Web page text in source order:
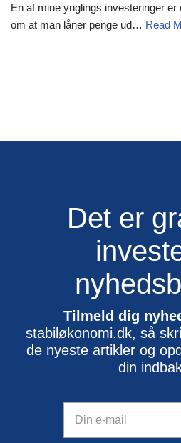
En af mine ynglings investeringer
om at man låner penge ud… Read
Det er
Tilmeld dig
stabiløkonomi.dk, så
de nyeste artikler og
din